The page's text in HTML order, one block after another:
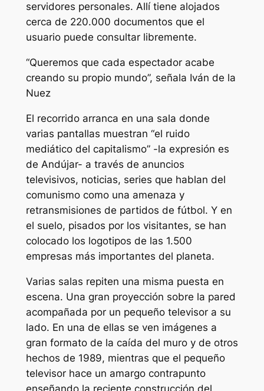
servidores personales. Allí tiene alojados
cerca de 220.000 documentos que el
usuario puede consultar libremente.
“Queremos que cada espectador acabe
creando su propio mundo”, señala Iván de la
Nuez
El recorrido arranca en una sala donde
varias pantallas muestran “el ruido
mediático del capitalismo” -la expresión es
de Andújar- a través de anuncios
televisivos, noticias, series que hablan del
comunismo como una amenaza y
retransmisiones de partidos de fútbol. Y en
el suelo, pisados por los visitantes, se han
colocado los logotipos de las 1.500
empresas más importantes del planeta.
Varias salas repiten una misma puesta en
escena. Una gran proyección sobre la pared
acompañada por un pequeño televisor a su
lado. En una de ellas se ven imágenes a
gran formato de la caída del muro y de otros
hechos de 1989, mientras que el pequeño
televisor hace un amargo contrapunto
enseñando la reciente construcción del